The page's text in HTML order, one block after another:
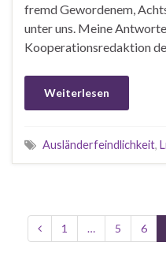
fremd Gewordenem,
unter uns. Meine
Kooperationsredaktion
Weiterlesen
Ausländerfeindlichkeit,
1 … 5 6